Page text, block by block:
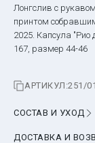
Лонгслив с
принтом
2025. Капсула
167, размер 44-46
АРТИКУЛ:251/
СОСТАВ И УХОД
ДОСТАВКА И